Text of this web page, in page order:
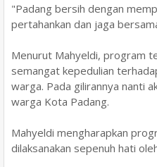
"Padang bersih dengan
pertahankan dan jaga
Menurut Mahyeldi, program
semangat kepedulian
warga. Pada gilirannya nanti
warga Kota Padang.
Mahyeldi mengharapkan
dilaksanakan sepenuh hati